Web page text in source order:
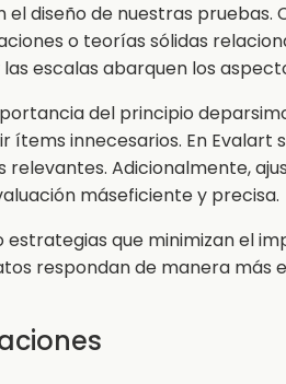
diseño de nuestras
o teorías sólidas
escalas abarquen los
del principio
innecesarios. En
Adicionalmente,
máseficiente y precisa.
que minimizan el
respondan de manera